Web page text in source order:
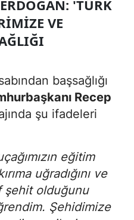
'TÜRK
VE
başsağlığı
Recep
şu ifadeleri
eğitim
uğradığını ve
şehit olduğunu
Şehidimize